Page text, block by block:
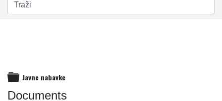
folder
Javne nabavke
Documents